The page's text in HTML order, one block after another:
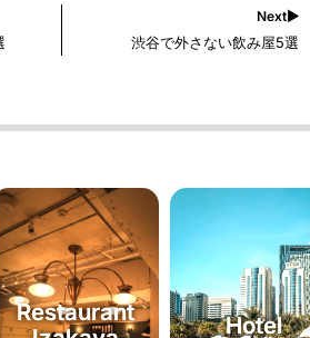
Next▶︎
渋谷で外さない飲み屋5選
Restaurant
Hotel